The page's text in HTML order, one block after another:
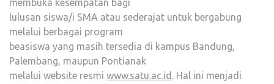
membuka kesempatan bagi
lulusan siswa/i SMA atau sederajat untuk bergabung
melalui berbagai program
beasiswa yang masih tersedia di kampus Bandung,
Palembang, maupun Pontianak
melalui website resmi www.satu.ac.id . Hal ini menjadi